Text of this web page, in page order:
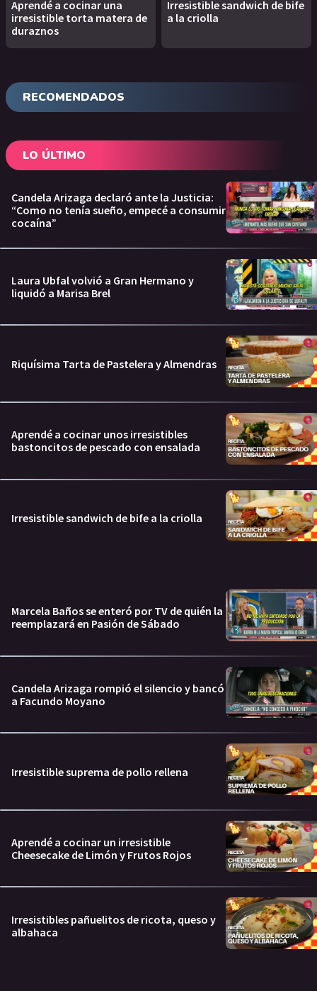
Aprendé a cocinar una
irresistible torta matera de
duraznos
Irresistible sandwich de bife
a la criolla
RECOMENDADOS
LO ÚLTIMO
Candela Arizaga declaró ante la Justicia:
“Como no tenía sueño, empecé a consumir
cocaína”
Laura Ubfal volvió a Gran Hermano y
liquidó a Marisa Brel
Riquísima Tarta de Pastelera y Almendras
Aprendé a cocinar unos irresistibles
bastoncitos de pescado con ensalada
Irresistible sandwich de bife a la criolla
Marcela Baños se enteró por TV de quién la
reemplazará en Pasión de Sábado
Candela Arizaga rompió el silencio y bancó
a Facundo Moyano
Irresistible suprema de pollo rellena
Aprendé a cocinar un irresistible
Cheesecake de Limón y Frutos Rojos
Irresistibles pañuelitos de ricota, queso y
albahaca